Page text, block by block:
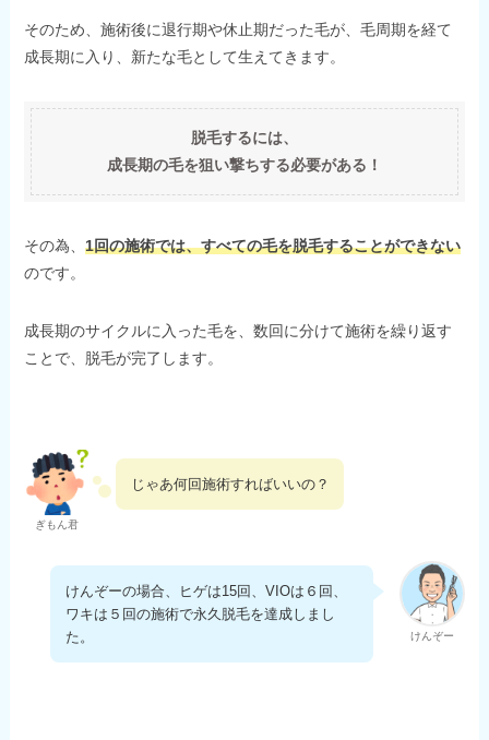
そのため、施術後に退行期や休止期だった毛が、毛周期を経て
成長期に入り、新たな毛として生えてきます。
脱毛するには、
成長期の毛を狙い撃ちする必要がある！
その為、1回の施術では、すべての毛を脱毛することができない
のです。
成長期のサイクルに入った毛を、数回に分けて施術を繰り返す
ことで、脱毛が完了します。
ぎもん君
じゃあ何回施術すればいいの？
けんぞー
けんぞーの場合、ヒゲは15回、VIOは６回、
ワキは５回の施術で永久脱毛を達成しまし
た。